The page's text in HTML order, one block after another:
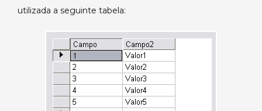
utilizada a seguinte tabela: